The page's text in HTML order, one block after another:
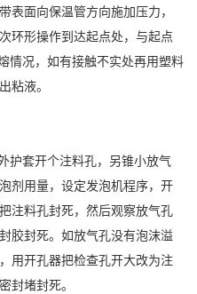
表面向保温管方向施加压力，
环形操作到达起点处，与起点
情况，如有接触不实处再用塑料
粘液。
套开个注料孔，另锥小放气
剂用量，设定发泡机程序，开
注料孔封死，然后观察放气孔
胶封死。如放气孔没有泡沫溢
用开孔器把检查孔开大改为注
封堵封死。